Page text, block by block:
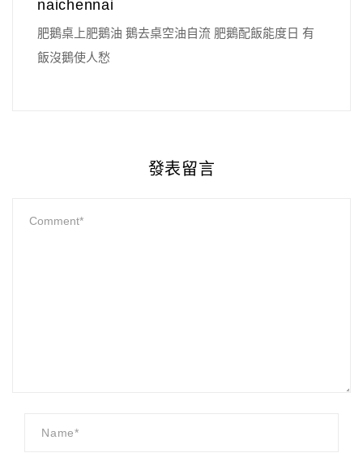
naichennai
肥鵝桌上肥鵝油 鵝去桌空油自流 肥鵝配飯能度日 有
飯沒鵝使人愁
發表留言